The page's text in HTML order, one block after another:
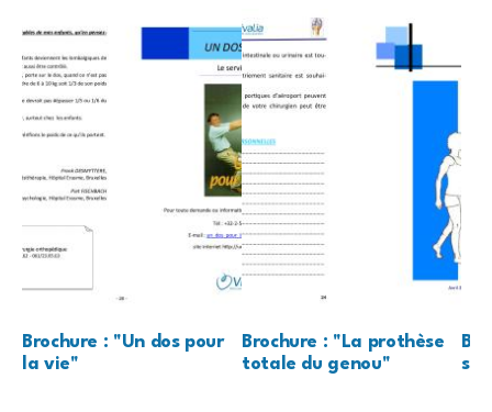
Brochure : "Un dos pour
la vie"
Brochure : "La prothèse
totale du genou"